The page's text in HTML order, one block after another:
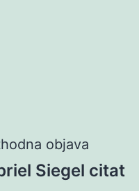
objava
Siegel citat